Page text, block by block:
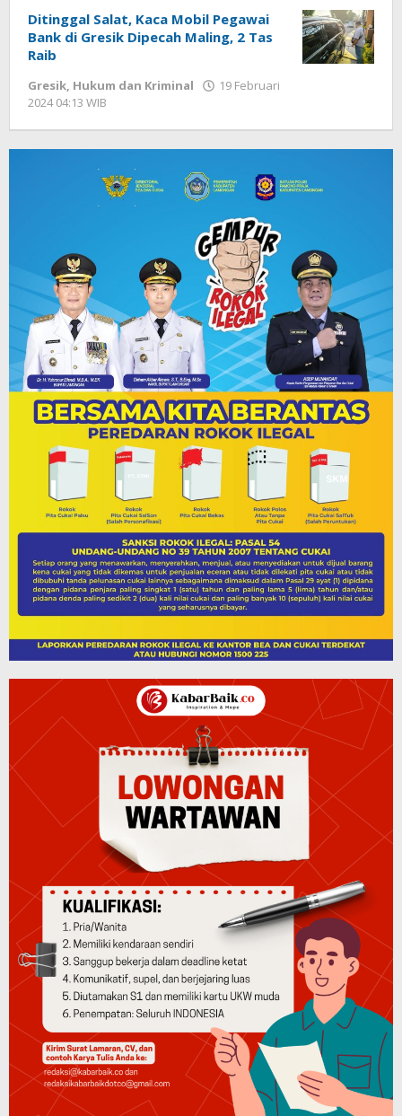
Ditinggal Salat, Kaca Mobil Pegawai
Bank di Gresik Dipecah Maling, 2 Tas
Raib
Gresik, Hukum dan Kriminal
19 Februari
2024 04:13 WIB